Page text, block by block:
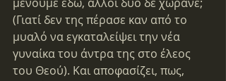
(Γιατί δεν της πέρασε καν από το
μυαλό να εγκαταλείψει την νέα
γυναίκα του άντρα της στο έλεος
του Θεού). Και αποφασίζει, πως,